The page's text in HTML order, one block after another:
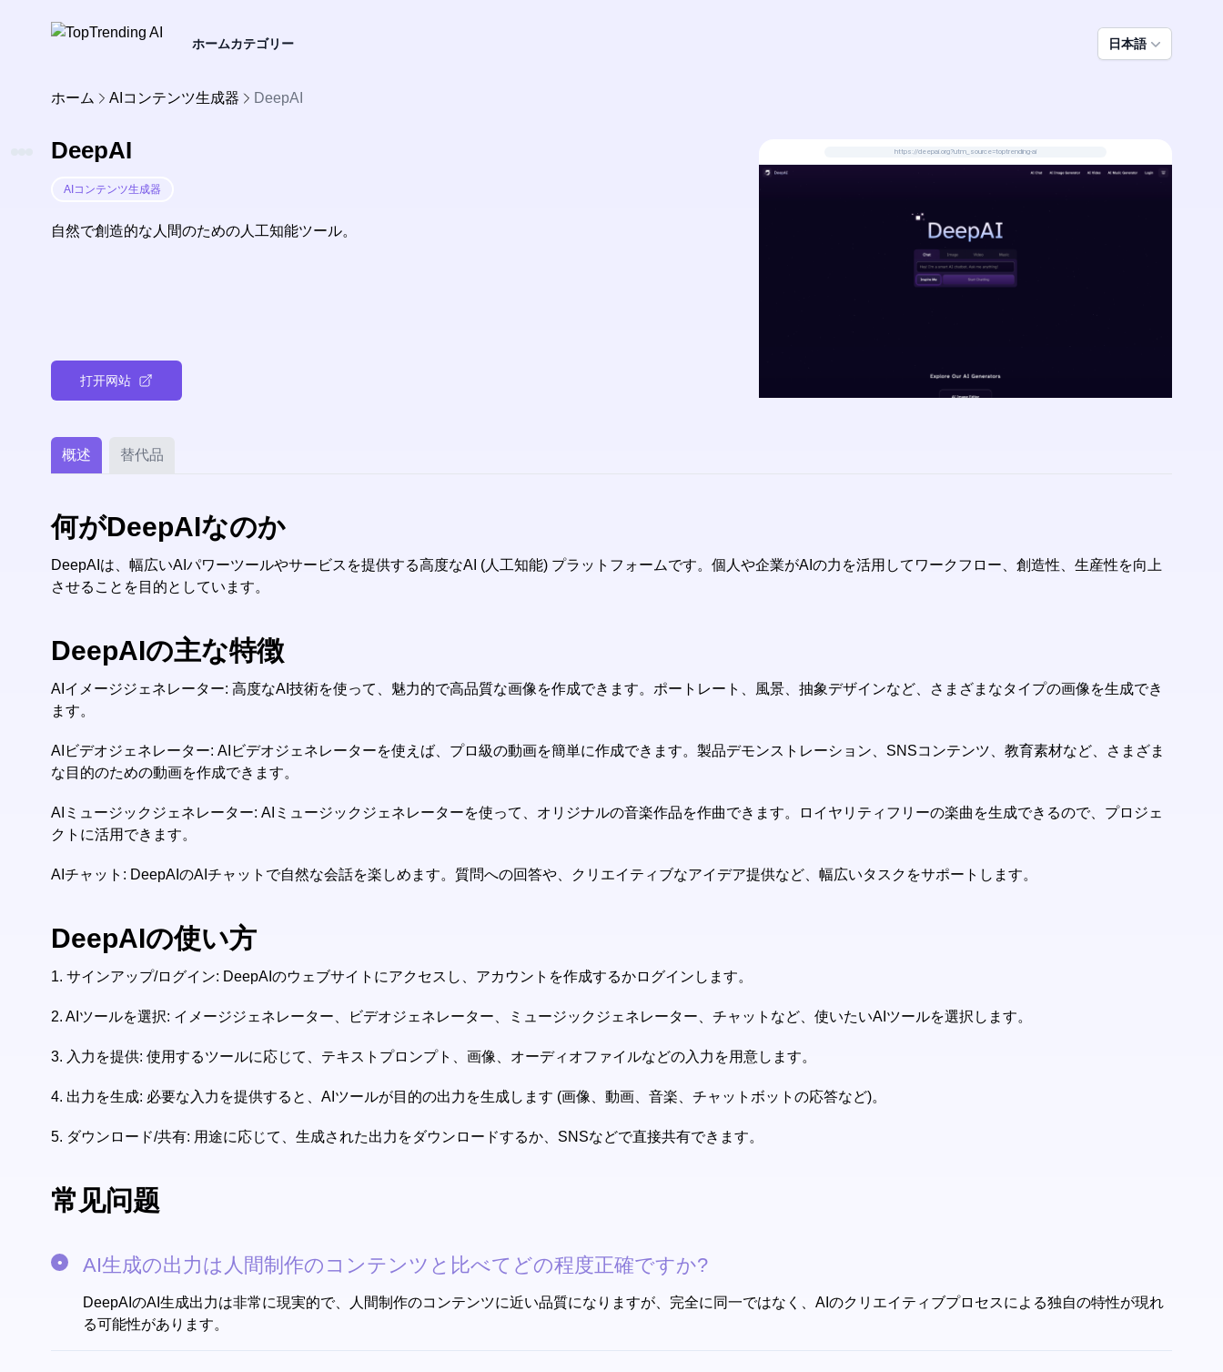
ホームカテゴリー 日本語
ホーム AIコンテンツ生成器 DeepAI
DeepAI
AIコンテンツ生成器
自然で創造的な人間のための人工知能ツール。
打开网站
https://deepai.org?utm_source=toptrending-ai
概述 替代品
何がDeepAIなのか
DeepAIは、幅広いAIパワーツールやサービスを提供する高度なAI (人工知能) プラットフォームです。個人や企業がAIの力を活用してワークフロー、創造性、生産性を向上
させることを目的としています。
DeepAIの主な特徴
AIイメージジェネレーター: 高度なAI技術を使って、魅力的で高品質な画像を作成できます。ポートレート、風景、抽象デザインなど、さまざまなタイプの画像を生成でき
ます。
AIビデオジェネレーター: AIビデオジェネレーターを使えば、プロ級の動画を簡単に作成できます。製品デモンストレーション、SNSコンテンツ、教育素材など、さまざま
な目的のための動画を作成できます。
AIミュージックジェネレーター: AIミュージックジェネレーターを使って、オリジナルの音楽作品を作曲できます。ロイヤリティフリーの楽曲を生成できるので、プロジェ
クトに活用できます。
AIチャット: DeepAIのAIチャットで自然な会話を楽しめます。質問への回答や、クリエイティブなアイデア提供など、幅広いタスクをサポートします。
DeepAIの使い方
1. サインアップ/ログイン: DeepAIのウェブサイトにアクセスし、アカウントを作成するかログインします。
2. AIツールを選択: イメージジェネレーター、ビデオジェネレーター、ミュージックジェネレーター、チャットなど、使いたいAIツールを選択します。
3. 入力を提供: 使用するツールに応じて、テキストプロンプト、画像、オーディオファイルなどの入力を用意します。
4. 出力を生成: 必要な入力を提供すると、AIツールが目的の出力を生成します (画像、動画、音楽、チャットボットの応答など)。
5. ダウンロード/共有: 用途に応じて、生成された出力をダウンロードするか、SNSなどで直接共有できます。
常见问题
AI生成の出力は人間制作のコンテンツと比べてどの程度正確ですか?
DeepAIのAI生成出力は非常に現実的で、人間制作のコンテンツに近い品質になりますが、完全に同一ではなく、AIのクリエイティブプロセスによる独自の特性が現れ
る可能性があります。